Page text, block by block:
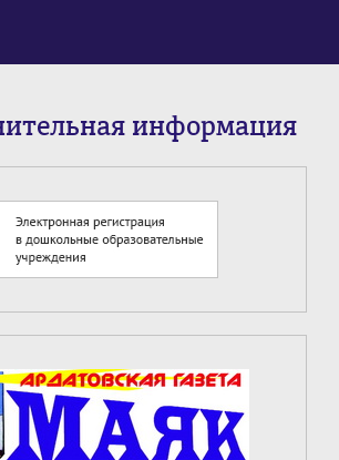
информация